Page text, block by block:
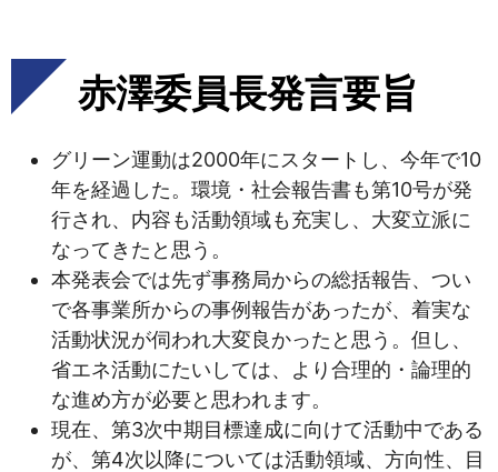
赤澤委員長発言要旨
グリーン運動は2000年にスタートし、今年で10
年を経過した。環境・社会報告書も第10号が発
行され、内容も活動領域も充実し、大変立派に
なってきたと思う。
本発表会では先ず事務局からの総括報告、つい
で各事業所からの事例報告があったが、着実な
活動状況が伺われ大変良かったと思う。但し、
省エネ活動にたいしては、より合理的・論理的
な進め方が必要と思われます。
現在、第3次中期目標達成に向けて活動中である
が、第4次以降については活動領域、方向性、目